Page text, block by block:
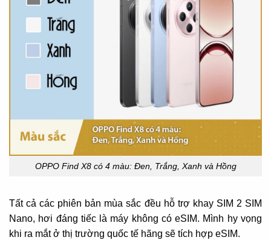
OPPO Find X8 có 4 màu: Đen, Trắng, Xanh và Hồng
Tất cả các phiên bản mùa sắc đều hỗ trợ khay SIM 2 SIM
Nano, hơi đáng tiếc là máy không có eSIM. Mình hy vọng
khi ra mắt ở thị trường quốc tế hãng sẽ tích hợp eSIM.